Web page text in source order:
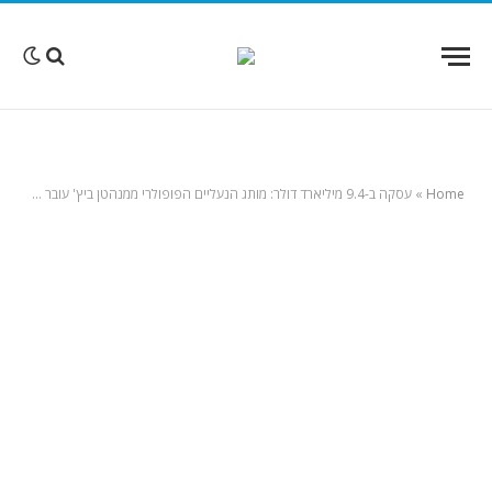
Home
» עסקה ב-9.4 מיליארד דולר: מותג הנעליים הפופולרי ממנהטן ביץ' עובר לבעלות פרטית